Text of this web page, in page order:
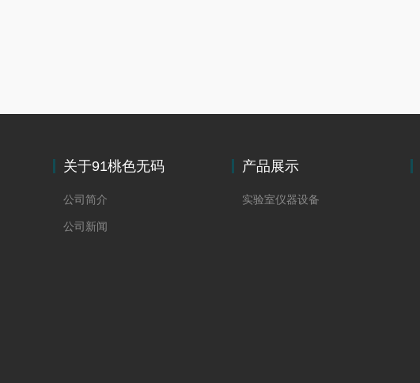
关于91桃色无码
公司简介
公司新闻
产品展示
实验室仪器设备